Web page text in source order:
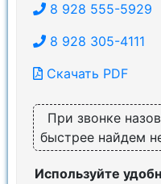
8 928 555-5929
8 928 305-4111
Скачать PDF
При звонке
быстрее найдем
Используйте